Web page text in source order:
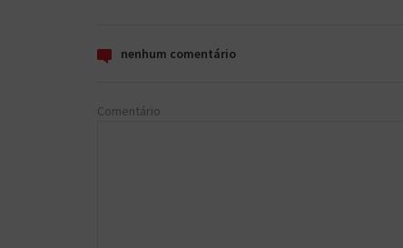
nenhum comentário
Comentário